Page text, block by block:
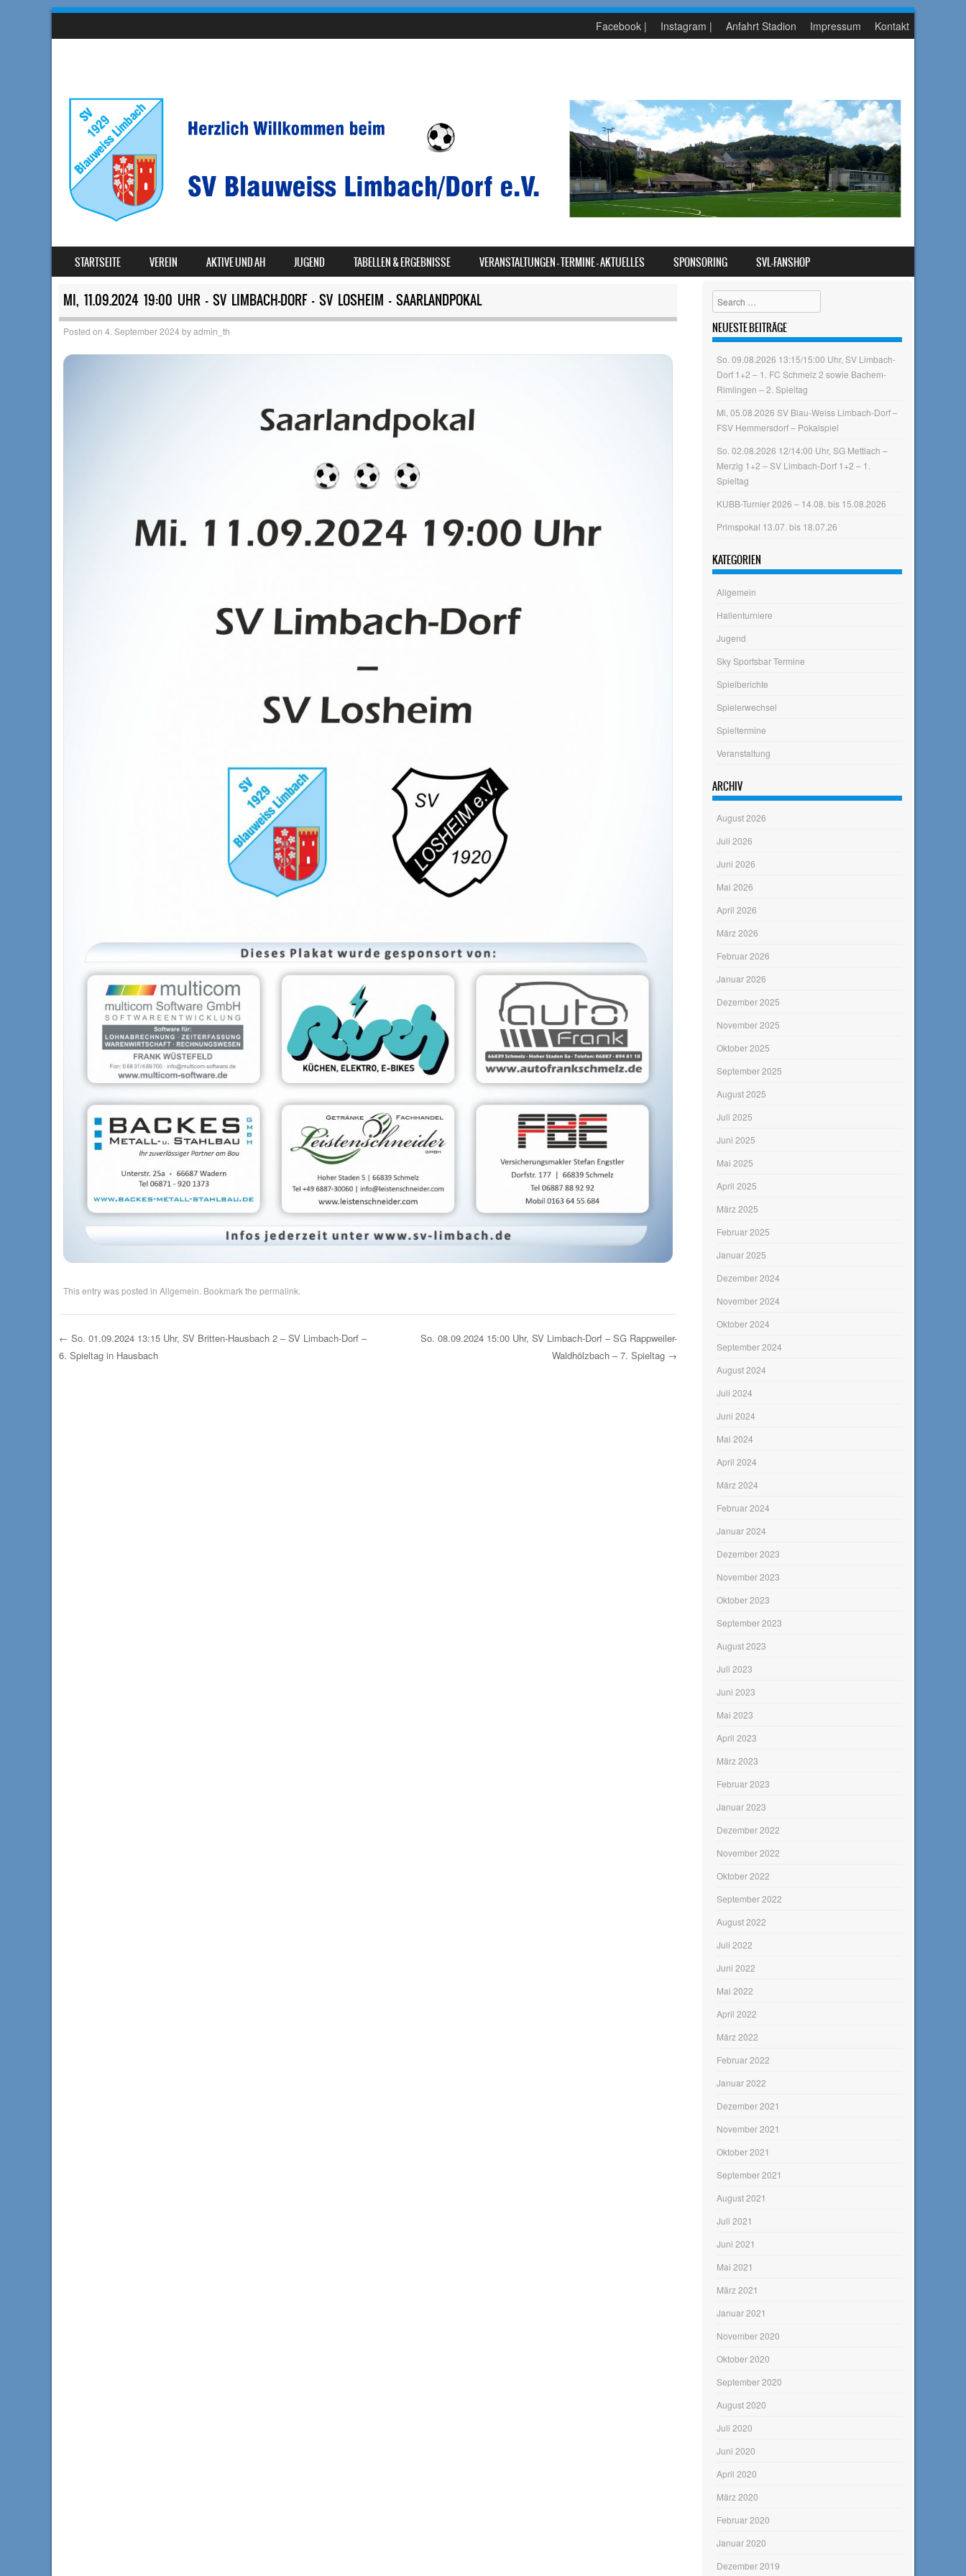
Facebook | Instagram | Anfahrt Stadion Impressum Kontakt
MENU
SKIP TO CONTENT
STARTSEITE VEREIN AKTIVE UND AH JUGEND TABELLEN & ERGEBNISSE VERANSTALTUNGEN – TERMINE – AKTUELLES SPONSORING SVL-FANSHOP
MI, 11.09.2024 19:00 UHR – SV LIMBACH-DORF – SV LOSHEIM – SAARLANDPOKAL
Posted on 4. September 2024 byadmin_th
This entry was posted in Allgemein . Bookmark the permalink
Post navigation
← So. 01.09.2024 13:15 Uhr, SV Britten-Hausbach 2 – SV Limbach-Dorf –
6. Spieltag in Hausbach
So. 08.09.2024 15:00 Uhr, SV Limbach-Dorf – SG Rappweiler-
Waldhölzbach – 7. Spieltag →
Search
NEUESTE BEITRÄGE
So. 09.08.2026 13:15/15:00 Uhr, SV Limbach-
Dorf 1+2 – 1. FC Schmelz 2 sowie Bachem-
Rimlingen – 2. Spieltag
Mi, 05.08.2026 SV Blau-Weiss Limbach-Dorf –
FSV Hemmersdorf – Pokalspiel
So. 02.08.2026 12/14:00 Uhr, SG Mettlach –
Merzig 1+2 – SV Limbach-Dorf 1+2 – 1.
Spieltag
KUBB-Turnier 2026 – 14.08. bis 15.08.2026
Primspokal 13.07. bis 18.07.26
KATEGORIEN
Allgemein
Hallenturniere
Jugend
Sky Sportsbar Termine
Spielberichte
Spielerwechsel
Spieltermine
Veranstaltung
ARCHIV
August 2026
Juli 2026
Juni 2026
Mai 2026
April 2026
März 2026
Februar 2026
Januar 2026
Dezember 2025
November 2025
Oktober 2025
September 2025
August 2025
Juli 2025
Juni 2025
Mai 2025
April 2025
März 2025
Februar 2025
Januar 2025
Dezember 2024
November 2024
Oktober 2024
September 2024
August 2024
Juli 2024
Juni 2024
Mai 2024
April 2024
März 2024
Februar 2024
Januar 2024
Dezember 2023
November 2023
Oktober 2023
September 2023
August 2023
Juli 2023
Juni 2023
Mai 2023
April 2023
März 2023
Februar 2023
Januar 2023
Dezember 2022
November 2022
Oktober 2022
September 2022
August 2022
Juli 2022
Juni 2022
Mai 2022
April 2022
März 2022
Februar 2022
Januar 2022
Dezember 2021
November 2021
Oktober 2021
September 2021
August 2021
Juli 2021
Juni 2021
Mai 2021
März 2021
Januar 2021
November 2020
Oktober 2020
September 2020
August 2020
Juli 2020
Juni 2020
April 2020
März 2020
Februar 2020
Januar 2020
Dezember 2019